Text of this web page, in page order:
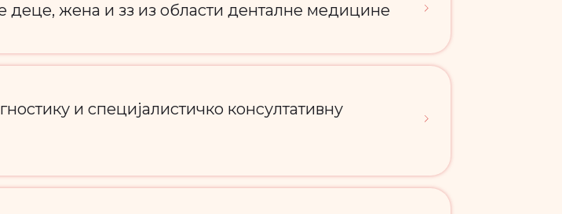
деце, жена и зз из области денталне медицине
и специјалистичко консултативну